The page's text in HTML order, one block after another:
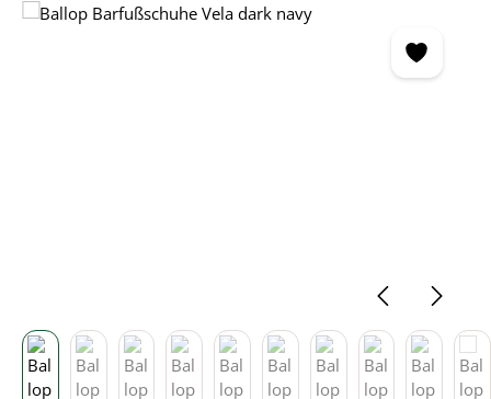
Bildergalerie überspringen